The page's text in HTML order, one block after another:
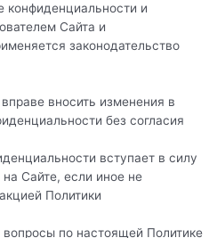
конфиденциальности и
Сайта и
законодательство
вносить изменения в
без согласия
вступает в силу
Сайте, если иное не
Политики
по настоящей Политике